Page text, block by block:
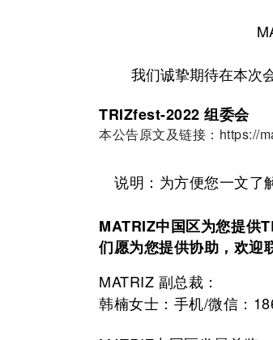
MATRIZ
我们诚挚期待在本次
TRIZfest-2022 组委会
本公告原文及链接：https://
说明：为方便您一文了
MATRIZ中国区为您提供
们愿为您提供协助，欢迎
MATRIZ 副总裁：
韩楠女士：手机/微信：